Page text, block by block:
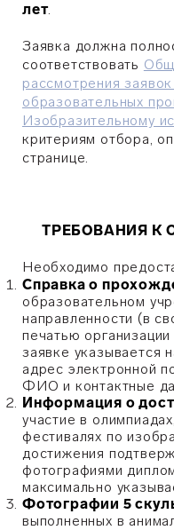
лет.
Заявка должна
соответствовать
рассмотрения
образовательных
Изобразительному
критериям отбора,
странице.
ТРЕБОВАНИЯ К
Необходимо
Справка о
образовательном
направленности (в
печатью
заявке указывается
адрес электронной
ФИО и контактные
Информация о
участие в
фестивалях по
достижения
фотографиями
максимально
Фотографии 5
выполненных в